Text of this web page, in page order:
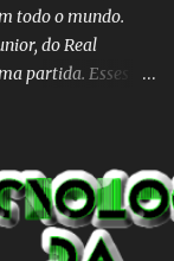
todo o mundo.
do Real
partida. Esses
sobre o incidente
embora o racismo
que a Espanha